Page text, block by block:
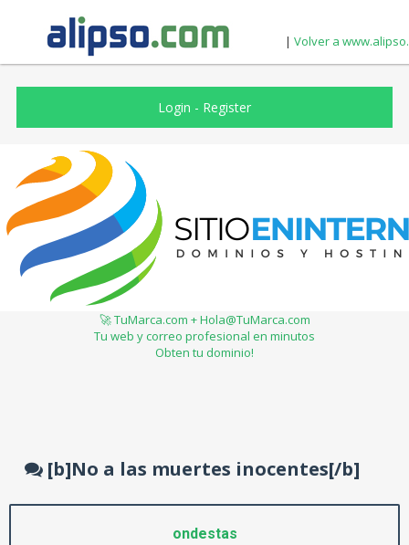
| Volver a
Login - Register
🚀 TuMarca.com + Hola@TuMarca.com
Tu web y correo profesional en minutos
Obten tu dominio!
[b]No a las muertes inocentes[/b]
ondestas